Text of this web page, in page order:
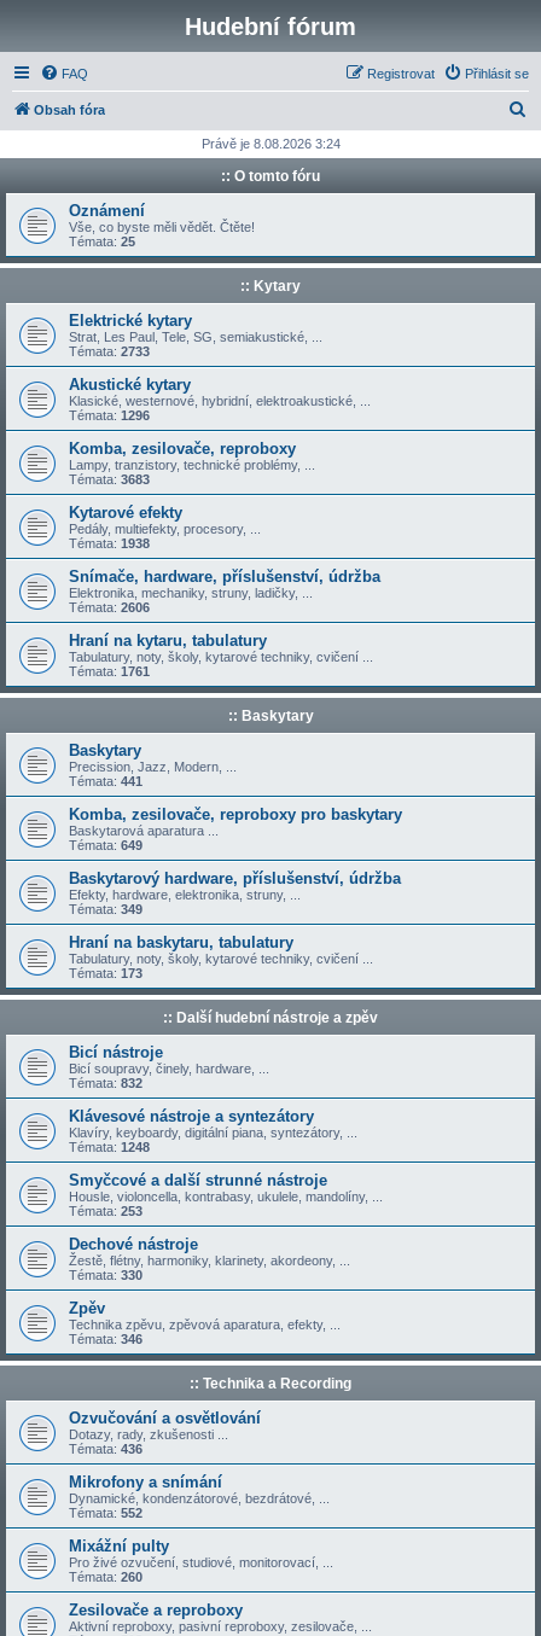
Hudební fórum
FAQ Přihlásit se
Registrovat
Obsah fóra
d
t
Právě je 8.08.2026 3:24
:: O tomto fóru
Oznámení
Vše, co byste měli vědět. Čtěte!
Témata: 25
:: Kytary
Elektrické kytary
Strat, Les Paul, Tele, SG, semiakustické, ...
Témata: 2733
Akustické kytary
Klasické, westernové, hybridní, elektroakustické, ...
Témata: 1296
Komba, zesilovače, reproboxy
Lampy, tranzistory, technické problémy, ...
Témata: 3683
Kytarové efekty
Pedály, multiefekty, procesory, ...
Témata: 1938
Snímače, hardware, příslušenství, údržba
Elektronika, mechaniky, struny, ladičky, ...
Témata: 2606
Hraní na kytaru, tabulatury
Tabulatury, noty, školy, kytarové techniky, cvičení ...
Témata: 1761
:: Baskytary
Baskytary
Precission, Jazz, Modern, ...
Témata: 441
Komba, zesilovače, reproboxy pro baskytary
Baskytarová aparatura ...
Témata: 649
Baskytarový hardware, příslušenství, údržba
Efekty, hardware, elektronika, struny, ...
Témata: 349
Hraní na baskytaru, tabulatury
Tabulatury, noty, školy, kytarové techniky, cvičení ...
Témata: 173
:: Další hudební nástroje a zpěv
Bicí nástroje
Bicí soupravy, činely, hardware, ...
Témata: 832
Klávesové nástroje a syntezátory
Klavíry, keyboardy, digitální piana, syntezátory, ...
Témata: 1248
Smyčcové a další strunné nástroje
Housle, violoncella, kontrabasy, ukulele, mandolíny, ...
Témata: 253
Dechové nástroje
Žestě, flétny, harmoniky, klarinety, akordeony, ...
Témata: 330
Zpěv
Technika zpěvu, zpěvová aparatura, efekty, ...
Témata: 346
:: Technika a Recording
Ozvučování a osvětlování
Dotazy, rady, zkušenosti ...
Témata: 436
Mikrofony a snímání
Dynamické, kondenzátorové, bezdrátové, ...
Témata: 552
Mixážní pulty
Pro živé ozvučení, studiové, monitorovací, ...
Témata: 260
Zesilovače a reproboxy
Aktivní reproboxy, pasivní reproboxy, zesilovače, ...